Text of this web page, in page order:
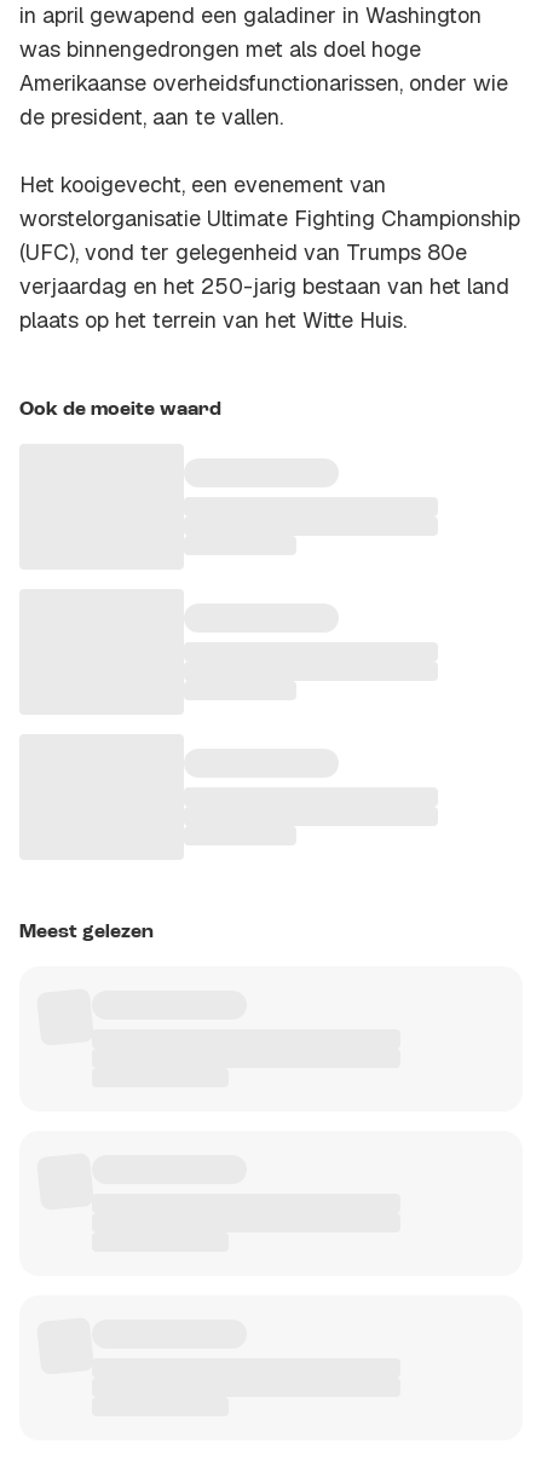
in april gewapend een galadiner in Washington
was binnengedrongen met als doel hoge
Amerikaanse overheidsfunctionarissen, onder wie
de president, aan te vallen.
Het kooigevecht, een evenement van
worstelorganisatie Ultimate Fighting Championship
(UFC), vond ter gelegenheid van Trumps 80e
verjaardag en het 250-jarig bestaan ​​van het land
plaats op het terrein van het Witte Huis.
Ook de moeite waard
Meest gelezen